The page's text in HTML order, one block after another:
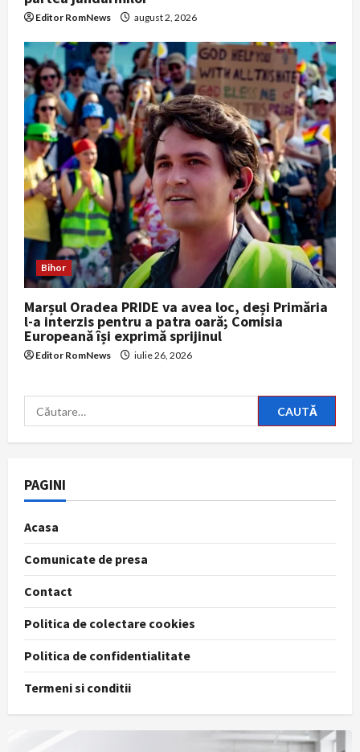
Editor RomNews august 2, 2026
Bihor
Marșul Oradea PRIDE va avea loc, deși Primăria
l-a interzis pentru a patra oară; Comisia
Europeană își exprimă sprijinul
Editor RomNews iulie 26, 2026
Caută
după:
PAGINI
Acasa
Comunicate de presa
Contact
Politica de colectare cookies
Politica de confidentialitate
Termeni si conditii